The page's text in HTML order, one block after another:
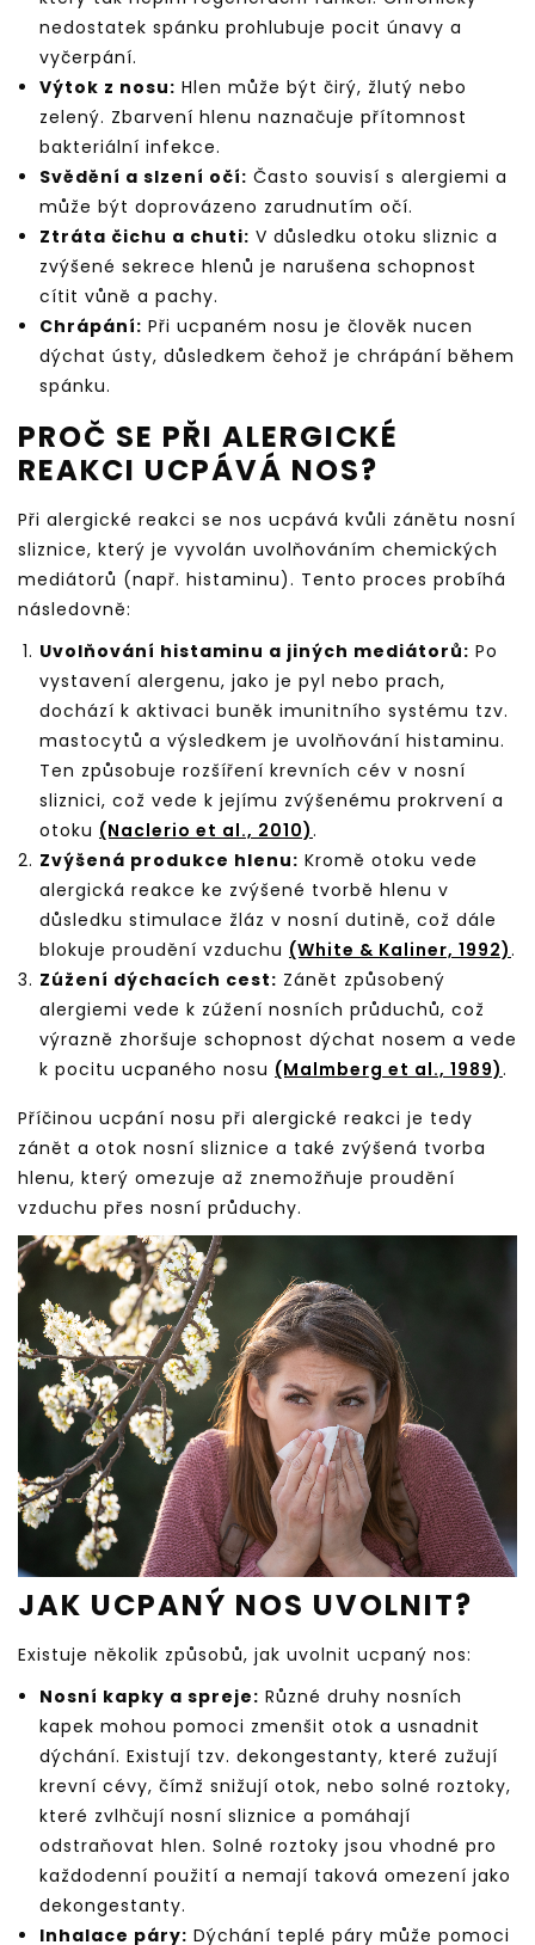
nedostatek spánku prohlubuje pocit únavy a
vyčerpání.
Výtok z nosu: Hlen může být čirý, žlutý nebo
zelený. Zbarvení hlenu naznačuje přítomnost
bakteriální infekce.
Svědění a slzení očí: Často souvisí s alergiemi a
může být doprovázeno zarudnutím očí.
Ztráta čichu a chuti: V důsledku otoku sliznic a
zvýšené sekrece hlenů je narušena schopnost
cítit vůně a pachy.
Chrápání: Při ucpaném nosu je člověk nucen
dýchat ústy, důsledkem čehož je chrápání během
spánku.
PROČ SE PŘI ALERGICKÉ
REAKCI UCPÁVÁ NOS?
Při alergické reakci se nos ucpává kvůli zánětu nosní
sliznice, který je vyvolán uvolňováním chemických
mediátorů (např. histaminu). Tento proces probíhá
následovně:
Uvolňování histaminu a jiných mediátorů: Po
vystavení alergenu, jako je pyl nebo prach,
dochází k aktivaci buněk imunitního systému tzv.
mastocytů a výsledkem je uvolňování histaminu.
Ten způsobuje rozšíření krevních cév v nosní
sliznici, což vede k jejímu zvýšenému prokrvení a
otoku (Naclerio et al., 2010).
Zvýšená produkce hlenu: Kromě otoku vede
alergická reakce ke zvýšené tvorbě hlenu v
důsledku stimulace žláz v nosní dutině, což dále
blokuje proudění vzduchu (White & Kaliner, 1992).
Zúžení dýchacích cest: Zánět způsobený
alergiemi vede k zúžení nosních průduchů, což
výrazně zhoršuje schopnost dýchat nosem a vede
k pocitu ucpaného nosu (Malmberg et al., 1989).
Příčinou ucpání nosu při alergické reakci je tedy
zánět a otok nosní sliznice a také zvýšená tvorba
hlenu, který omezuje až znemožňuje proudění
vzduchu přes nosní průduchy.
JAK UCPANÝ NOS UVOLNIT?
Existuje několik způsobů, jak uvolnit ucpaný nos:
Nosní kapky a spreje: Různé druhy nosních
kapek mohou pomoci zmenšit otok a usnadnit
dýchání. Existují tzv. dekongestanty, které zužují
krevní cévy, čímž snižují otok, nebo solné roztoky,
které zvlhčují nosní sliznice a pomáhají
odstraňovat hlen. Solné roztoky jsou vhodné pro
každodenní použití a nemají taková omezení jako
dekongestanty.
Inhalace páry: Dýchání teplé páry může pomoci